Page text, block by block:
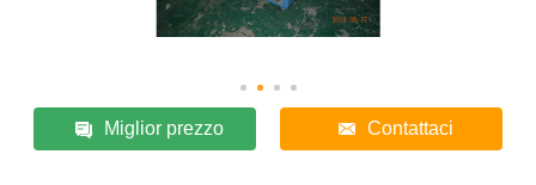
Miglior prezzo Contattaci